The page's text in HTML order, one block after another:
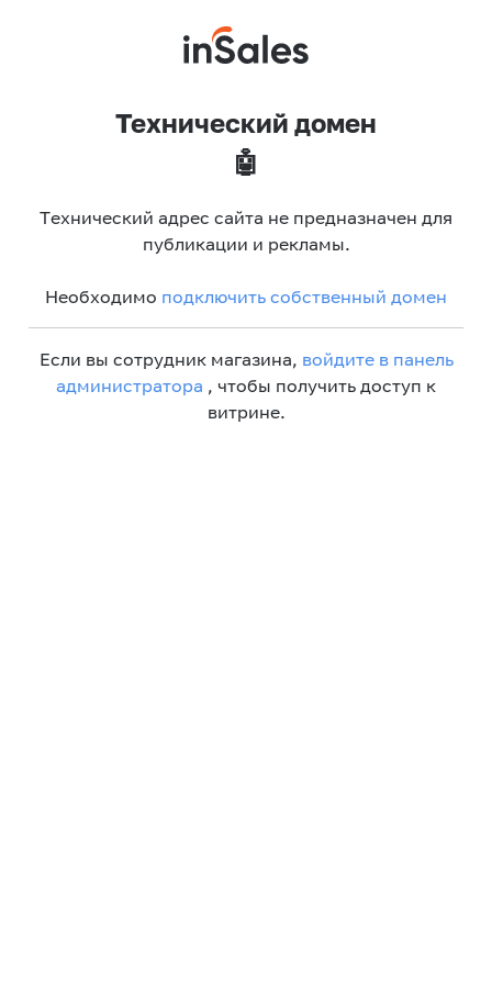
Технический домен
🤖
Технический адрес сайта не предназначен для
публикации и рекламы.
Необходимо подключить собственный домен
Если вы сотрудник магазина, войдите в панель
администратора , чтобы получить доступ к
витрине.